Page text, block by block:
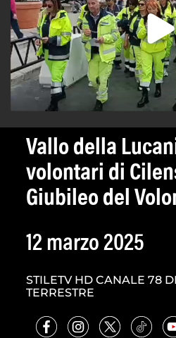
Vallo della
volontari di
Giubileo del
12 marzo 2025
STILETV HD CANALE 78
TERRESTRE